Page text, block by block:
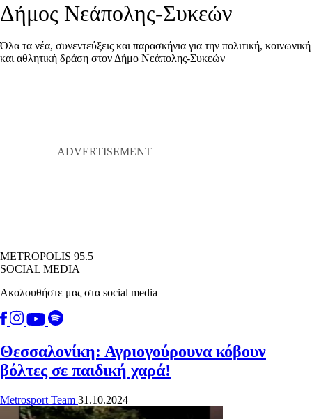
Δήμος Νεάπολης-Συκεών
Όλα τα νέα, συνεντεύξεις και παρασκήνια για την πολιτική, κοινωνική
και αθλητική δράση στον Δήμο Νεάπολης-Συκεών
METROPOLIS 95.5
SOCIAL MEDIA
Ακολουθήστε μας στα social media
Θεσσαλονίκη: Αγριογούρουνα κόβουν
βόλτες σε παιδική χαρά!
Metrosport Team 31.10.2024